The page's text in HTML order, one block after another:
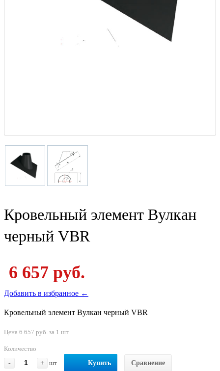
Кровельный элемент Вулкан
черный VBR
6 657 руб.
Добавить в избранное ←
Кровельный элемент Вулкан черный VBR
Цена 6 657 руб. за 1 шт
Количество
-
+ шт Купить Сравнение